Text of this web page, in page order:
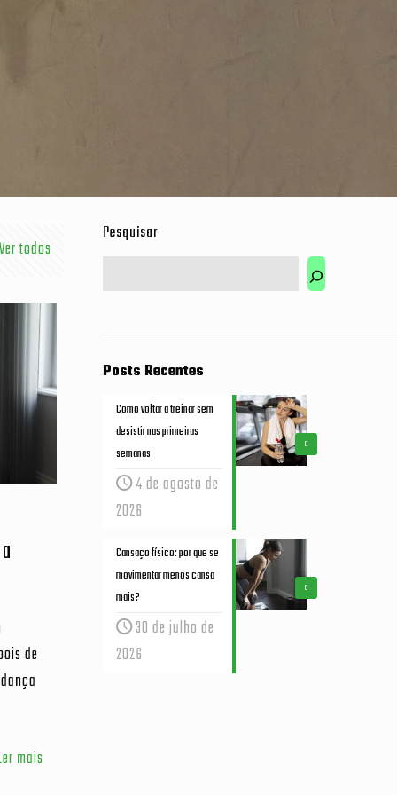
todos
de
mais
Pesquisar
Posts Recentes
0
Como voltar a treinar sem
desistir nas primeiras
semanas
4 de agosto de
2026
0
Cansaço físico: por que se
movimentar menos cansa
mais?
30 de julho de
2026